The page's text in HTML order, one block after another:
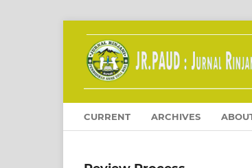
CURRENT ARCHIVES